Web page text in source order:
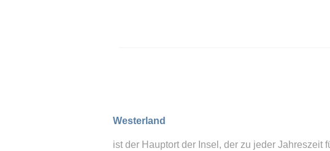
Westerland
ist der Hauptort der Insel, der zu jeder